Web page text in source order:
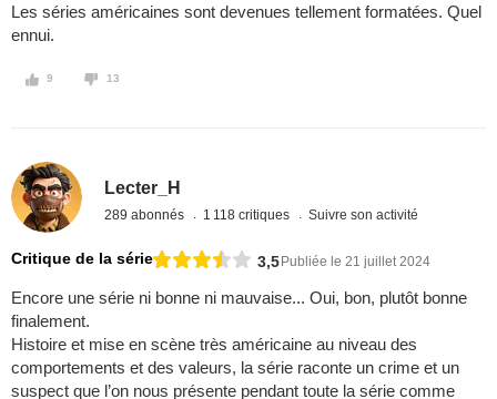
Les séries américaines sont devenues tellement formatées. Quel
ennui.
9 13
Lecter_H
289 abonnés 1 118 critiques Suivre son activité
Critique de la série 3,5Publiée le 21 juillet 2024
Encore une série ni bonne ni mauvaise... Oui, bon, plutôt bonne
finalement.
Histoire et mise en scène très américaine au niveau des
comportements et des valeurs, la série raconte un crime et un
suspect que l’on nous présente pendant toute la série comme